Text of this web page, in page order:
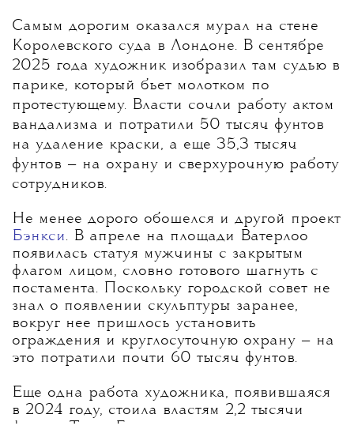
Самым дорогим оказался мурал на стене
Королевского суда в Лондоне. В сентябре
2025 года художник изобразил там судью в
парике, который бьет молотком по
протестующему. Власти сочли работу актом
вандализма и потратили 50 тысяч фунтов
на удаление краски, а еще 35,3 тысяч
фунтов — на охрану и сверхурочную работу
сотрудников.
Не менее дорого обошелся и другой проект
Бэнкси. В апреле на площади Ватерлоо
появилась статуя мужчины с закрытым
флагом лицом, словно готового шагнуть с
постамента. Поскольку городской совет не
знал о появлении скульптуры заранее,
вокруг нее пришлось установить
ограждения и круглосуточную охрану — на
это потратили почти 60 тысяч фунтов.
Еще одна работа художника, появившаяся
в 2024 году, стоила властям 2,2 тысячи
фунтов. Тогда Бэнкси превратил